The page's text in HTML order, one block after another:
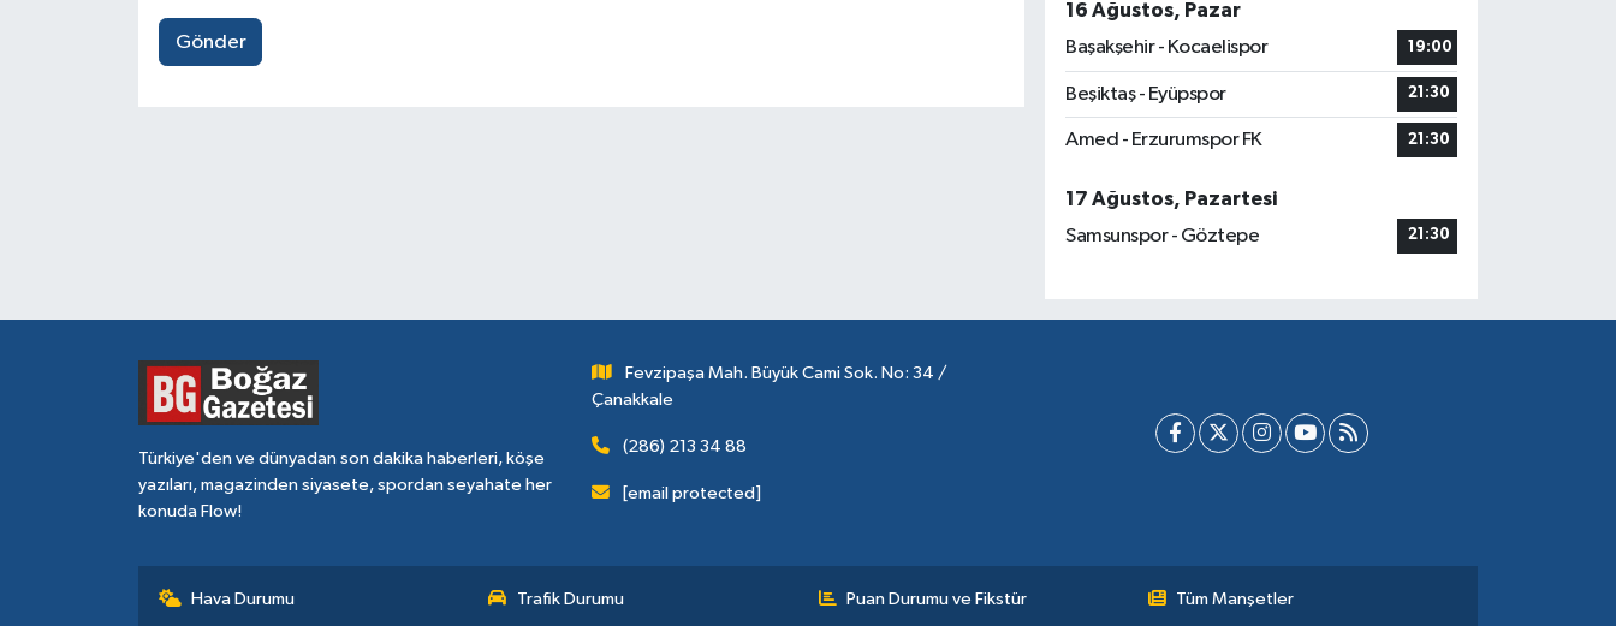
Gönder
16 Ağustos, Pazar
Başakşehir - Kocaelispor
19:00
Beşiktaş - Eyüpspor 21:30
Amed - Erzurumspor FK 21:30
17 Ağustos, Pazartesi
Samsunspor - Göztepe
21:30
Türkiye'den ve dünyadan son dakika haberleri, köşe
yazıları, magazinden siyasete, spordan seyahate her
konuda Flow!
Fevzipaşa Mah. Büyük Cami Sok. No: 34 /
Çanakkale
(286) 213 34 88
[email protected]
Hava Durumu Trafik Durumu Puan Durumu ve Fikstür Tüm Manşetler